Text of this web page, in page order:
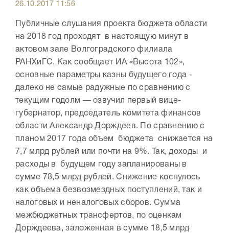
26.10.2017 11:56
Публичные слушания проекта бюджета области
на 2018 год проходят в настоящую минут в
актовом зале Волгоградского филиала
РАНХиГС. Как сообщает ИА «Высота 102»,
основные параметры казны будущего года -
далеко не самые радужные по сравнению с
текущим годолм — озвучил первый вице-
губернатор, председатель комитета финансов
области Александр Дорждеев. По сравнению с
планом 2017 года объем бюджета снижается на
7,7 млрд рублей или почти на 9%. Так, доходы и
расходы в будущем году запланированы в
сумме 78,5 млрд рублей. Снижение коснулось
как объема безвозмездных поступлений, так и
налоговых и неналоговых сборов. Сумма
межбюджетных трансфертов, по оценкам
Дорждеева, заложенная в сумме 18,5 млрд